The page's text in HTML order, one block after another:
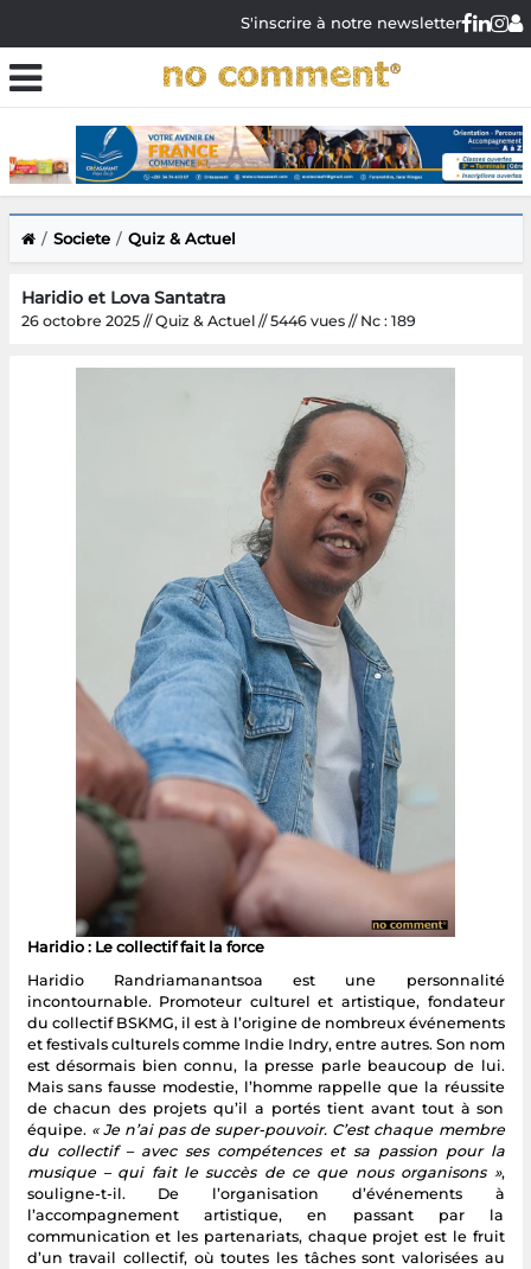
S'inscrire à notre newsletter
Societe Quiz & Actuel
Haridio et Lova Santatra
26 octobre 2025 // Quiz & Actuel // 5446 vues // Nc : 189
Haridio : Le collectif fait la force
Haridio Randriamanantsoa est une personnalité
incontournable. Promoteur culturel et artistique, fondateur
du collectif BSKMG, il est à l’origine de nombreux événements
et festivals culturels comme Indie Indry, entre autres. Son nom
est désormais bien connu, la presse parle beaucoup de lui.
Mais sans fausse modestie, l’homme rappelle que la réussite
de chacun des projets qu’il a portés tient avant tout à son
équipe. « Je n’ai pas de super-pouvoir. C’est chaque membre
du collectif – avec ses compétences et sa passion pour la
musique – qui fait le succès de ce que nous organisons »,
souligne-t-il. De l’organisation d’événements à
l’accompagnement artistique, en passant par la
communication et les partenariats, chaque projet est le fruit
d’un travail collectif, où toutes les tâches sont valorisées au